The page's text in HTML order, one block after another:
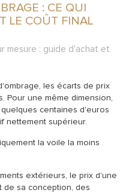
: CE QUI
LE COÛT FINAL
mesure : guide d'achat et
les écarts de prix
Pour une même dimension,
centaines d'euros
nettement supérieur.
la voile la moins
extérieurs, le prix d'une
de sa conception, des